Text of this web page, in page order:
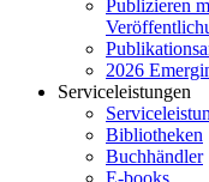
Publizieren
2026
Serviceleistungen
Bibliotheken
Buchhändler
E-books